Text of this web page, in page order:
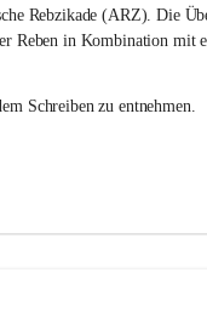
Rebzikade (ARZ). Die
Reben in Kombination mit
Schreiben zu entnehmen.